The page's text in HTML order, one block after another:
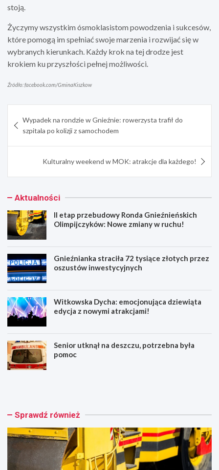
stoją.
Życzymy wszystkim ósmoklasistom powodzenia i sukcesów,
które pomogą im spełniać swoje marzenia i rozwijać się w
wybranych kierunkach. Każdy krok na tej drodze jest
krokiem ku przyszłości pełnej możliwości.
Źródło: facebook.com/GminaKiszkow
wpisu
Wypadek na rondzie w Gnieźnie: rowerzysta trafił do
szpitala po kolizji z samochodem
Kulturalny weekend w MOK: atrakcje dla każdego!
Aktualności
II etap przebudowy Ronda Gnieźnieńskich
Olimpijczyków: Nowe zmiany w ruchu!
Gnieźnianka straciła 72 tysiące złotych przez
oszustów inwestycyjnych
Witkowska Dycha: emocjonująca dziewiąta
edycja z nowymi atrakcjami!
Senior utknął na deszczu, potrzebna była
pomoc
I
p
r
G
n
a
Sprawdź również